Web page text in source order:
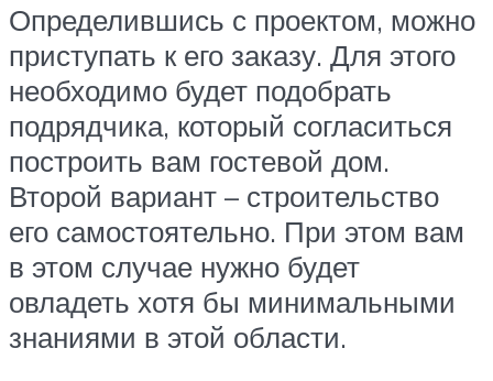
Определившись с проектом, можно
приступать к его заказу. Для этого
необходимо будет подобрать
подрядчика, который согласиться
построить вам гостевой дом.
Второй вариант – строительство
его самостоятельно. При этом вам
в этом случае нужно будет
овладеть хотя бы минимальными
знаниями в этой области.